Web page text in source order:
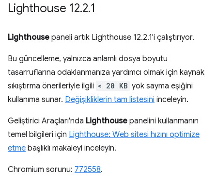
Lighthouse 12.2.1
Lighthouse paneli artık Lighthouse 12.2.1'i çalıştırıyor.
Bu güncelleme, yalnızca anlamlı dosya boyutu
tasarruflarına odaklanmanıza yardımcı olmak için kaynak
sıkıştırma önerileriyle ilgili < 20 KB yok sayma eşiğini
kullanıma sunar. Değişikliklerin tam listesini inceleyin.
Geliştirici Araçları'nda Lighthouse panelini kullanmanın
temel bilgileri için Lighthouse: Web sitesi hızını optimize
etme başlıklı makaleyi inceleyin.
Chromium sorunu: 772558.